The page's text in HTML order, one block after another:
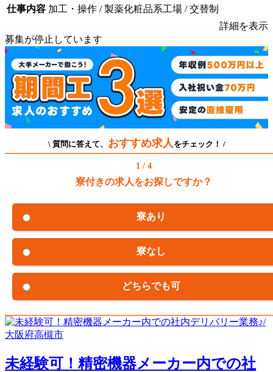
仕事内容 加工・操作 / 製薬化粧品系工場 / 交替制
詳細を表示
募集が停止しています
\ 質問に答えて、 おすすめ求人 をチェック！ /
1 / 4
寮付きの求人をお探しですか？
寮あり
寮なし
どちらでも可
未経験可！精密機器メーカー内での社